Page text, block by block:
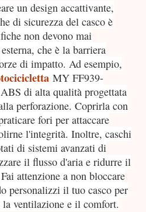
un design accattivante,
di sicurezza del casco è
non devono mai
che è la barriera
di impatto. Ad esempio,
MY FF939-
di alta qualità progettata
perforazione. Coprirla con
fori per attaccare
l'integrità. Inoltre, caschi
di sistemi avanzati di
il flusso d'aria e ridurre il
attenzione a non bloccare
personalizzi il tuo casco per
ventilazione e il comfort.